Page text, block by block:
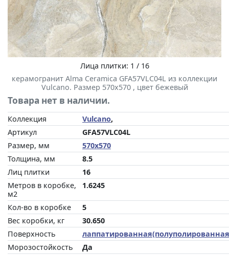
Лица плитки: 1 / 16
керамогранит Alma Ceramica GFA57VLC04L из коллекции
Vulcano. Размер 570x570 , цвет бежевый
Товара нет в наличии.
Коллекция Vulcano,
Артикул
GFA57VLC04L
Размер, мм
570x570
Толщина, мм
8.5
Лиц плитки
16
Метров в коробке,
м2
1.6245
Кол-во в коробке
5
Вес коробки, кг
30.650
Поверхность
Морозостойкость
Да